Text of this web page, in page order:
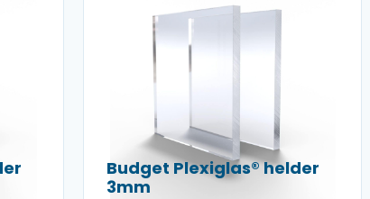
Budget Plexiglas® helder
3mm